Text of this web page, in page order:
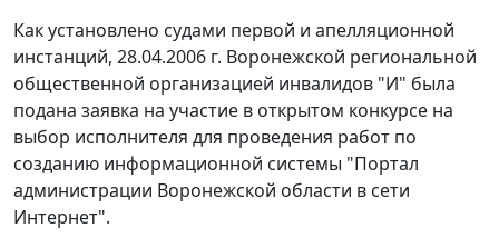
Как установлено судами первой и апелляционной
инстанций, 28.04.2006 г. Воронежской региональной
общественной организацией инвалидов "И" была
подана заявка на участие в открытом конкурсе на
выбор исполнителя для проведения работ по
созданию информационной системы "Портал
администрации Воронежской области в сети
Интернет".